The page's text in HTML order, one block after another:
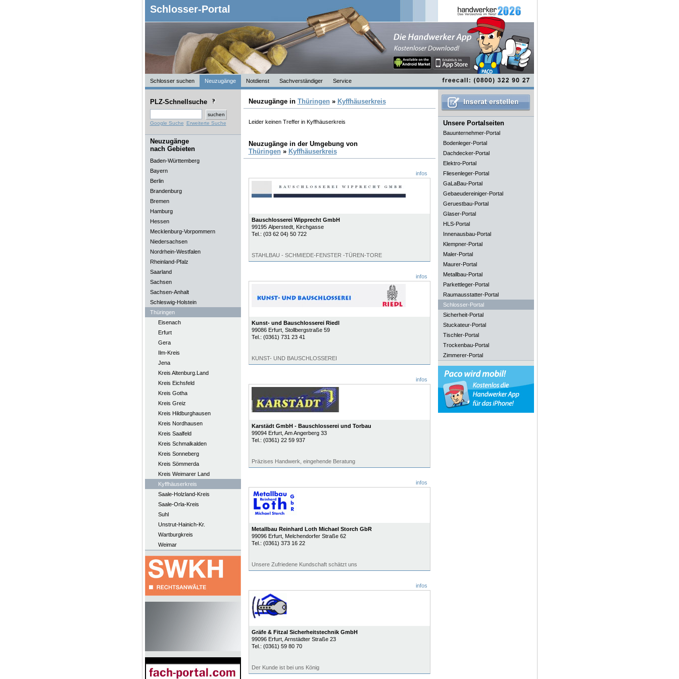
Schlosser-Portal
Schlosser suchen Neuzugänge Notdienst Sachverständiger Service
PLZ-Schnellsuche
Google Suche Erweiterte Suche
Neuzugänge
nach Gebieten
Baden-Württemberg
Bayern
Berlin
Brandenburg
Bremen
Hamburg
Hessen
Mecklenburg-Vorpommern
Niedersachsen
Nordrhein-Westfalen
Rheinland-Pfalz
Saarland
Sachsen
Sachsen-Anhalt
Schleswig-Holstein
Thüringen
Eisenach
Erfurt
Gera
Ilm-Kreis
Jena
Kreis Altenburg.Land
Kreis Eichsfeld
Kreis Gotha
Kreis Greiz
Kreis Hildburghausen
Kreis Nordhausen
Kreis Saalfeld
Kreis Schmalkalden
Kreis Sonneberg
Kreis Sömmerda
Kreis Weimarer Land
Kyffhäuserkreis
Saale-Holzland-Kreis
Saale-Orla-Kreis
Suhl
Unstrut-Hainich-Kr.
Wartburgkreis
Weimar
Neuzugänge in Thüringen » Kyffhäuserkreis
Leider keinen Treffer in Kyffhäuserkreis
Neuzugänge in der Umgebung von
Thüringen » Kyffhäuserkreis
infos
Bauschlosserei Wipprecht GmbH
99195 Alperstedt, Kirchgasse
Tel.: (03 62 04) 50 722
STAHLBAU - SCHMIEDE-FENSTER -TÜREN-TORE
infos
Kunst- und Bauschlosserei Riedl
99086 Erfurt, Stollbergstraße 59
Tel.: (0361) 731 23 41
KUNST- UND BAUSCHLOSSEREI
infos
Karstädt GmbH - Bauschlosserei und Torbau
99094 Erfurt, Am Angerberg 33
Tel.: (0361) 22 59 937
Präzises Handwerk, eingehende Beratung
infos
Metallbau Reinhard Loth Michael Storch GbR
99096 Erfurt, Melchendorfer Straße 62
Tel.: (0361) 373 16 22
Unsere Zufriedene Kundschaft schätzt uns
infos
Gräfe & Fitzal Sicherheitstechnik GmbH
99096 Erfurt, Arnstädter Straße 23
Tel.: (0361) 59 80 70
Der Kunde ist bei uns König
Unsere Portalseiten
Bauunternehmer-Portal
Bodenleger-Portal
Dachdecker-Portal
Elektro-Portal
Fliesenleger-Portal
GaLaBau-Portal
Gebaeudereiniger-Portal
Geruestbau-Portal
Glaser-Portal
HLS-Portal
Innenausbau-Portal
Klempner-Portal
Maler-Portal
Maurer-Portal
Metallbau-Portal
Parkettleger-Portal
Raumausstatter-Portal
Schlosser-Portal
Sicherheit-Portal
Stuckateur-Portal
Tischler-Portal
Trockenbau-Portal
Zimmerer-Portal